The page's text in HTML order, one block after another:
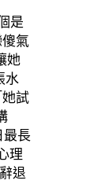
是
氣
她
水
試
最長
理
退